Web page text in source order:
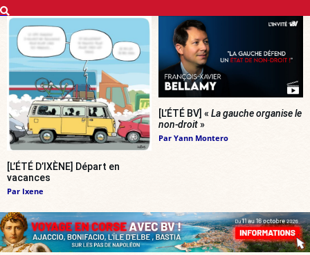
[L’ÉTÉ D’IXÈNE] Départ en
vacances
Par Ixene
[L’ÉTÉ BV] « La gauche organise le
non-droit»
Par Yann Montero